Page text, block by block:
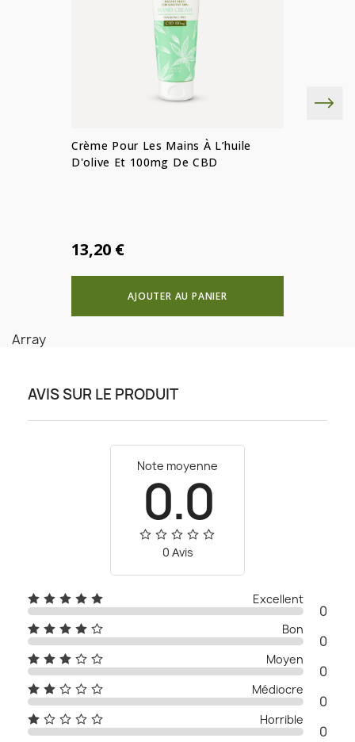
Créer une liste d'envies
ANNULER
Crème Pour Les Mains À L’huile
D'olive Et 100mg De CBD
13,20 €
AJOUTER AU PANIER
Array
AVIS SUR LE PRODUIT
Note moyenne
0.0
0 Αvis
Excellent
0
Bon
0
Moyen
0
Médiocre
0
Horrible
0